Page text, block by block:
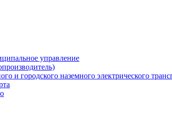
управление
и городского наземного электрического